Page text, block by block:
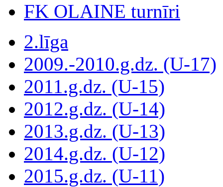
FK OLAINE turnīri
2.līga
2009.-2010.g.dz. (U-17)
2011.g.dz. (U-15)
2012.g.dz. (U-14)
2013.g.dz. (U-13)
2014.g.dz. (U-12)
2015.g.dz. (U-11)